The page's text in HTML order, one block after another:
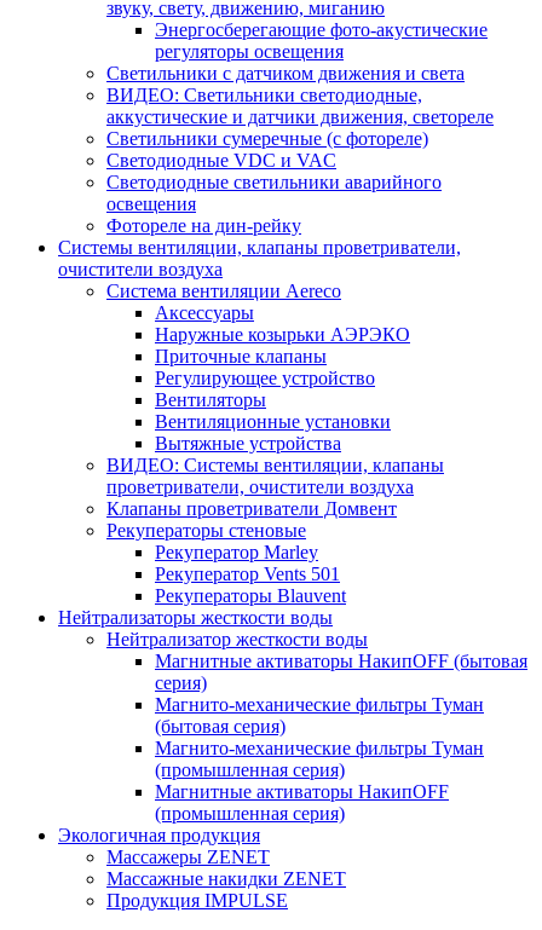
звуку, свету, движению, миганию
Энергосберегающие фото-акустические
регуляторы освещения
Светильники с датчиком движения и света
ВИДЕО: Светильники светодиодные,
аккустические и датчики движения, светореле
Светильники сумеречные (с фотореле)
Светодиодные VDC и VAC
Светодиодные светильники аварийного
освещения
Фотореле на дин-рейку
Системы вентиляции, клапаны проветриватели,
очистители воздуха
Система вентиляции Aereco
Аксессуары
Наружные козырьки АЭРЭКО
Приточные клапаны
Регулирующее устройство
Вентиляторы
Вентиляционные установки
Вытяжные устройства
ВИДЕО: Системы вентиляции, клапаны
проветриватели, очистители воздуха
Клапаны проветриватели Домвент
Рекуператоры стеновые
Рекуператор Marley
Рекуператор Vents 501
Рекуператоры Blauvent
Нейтрализаторы жесткости воды
Нейтрализатор жесткости воды
Магнитные активаторы НакипOFF (бытовая
серия)
Магнито-механические фильтры Туман
(бытовая серия)
Магнито-механические фильтры Туман
(промышленная серия)
Магнитные активаторы НакипOFF
(промышленная серия)
Экологичная продукция
Массажеры ZENET
Массажные накидки ZENET
Продукция IMPULSE